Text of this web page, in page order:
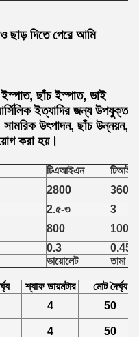
ছাড় দিতে পেরে আমি
ছাঁচ ইস্পাত, ডাই
ইত্যাদির জন্য উপযুক্ত
সামরিক উৎপাদন, ছাঁচ উন্নয়ন,
করা হয়।
টিএআইএন
2800
3600
2.৫-৩
3
800
1000
0.3
0.45
ভায়োলেট তামা
শ্যাফ ডায়মটার
মোট দৈর্ঘ্য
4 50
4 50